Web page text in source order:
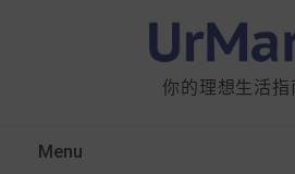
你的理想生活指
Menu